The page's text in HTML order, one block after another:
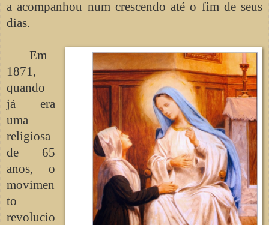
a acompanhou num crescendo até o fim de seus
dias.
Em
1871,
quando
já era
uma
religiosa
de 65
anos, o
movimen
to
revolucio